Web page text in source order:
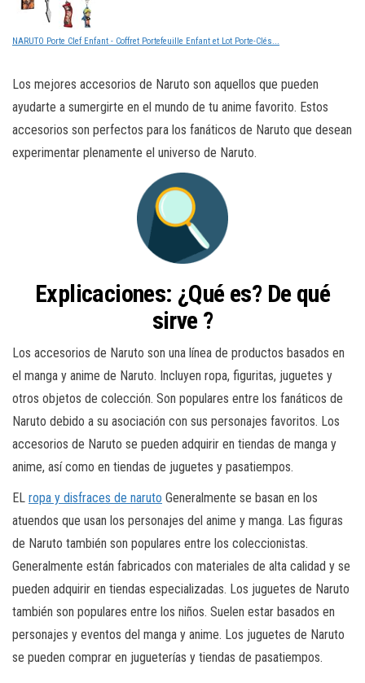
NARUTO Porte Clef Enfant - Coffret Portefeuille Enfant et Lot Porte-Clés...
Los mejores accesorios de Naruto son aquellos que pueden
ayudarte a sumergirte en el mundo de tu anime favorito. Estos
accesorios son perfectos para los fanáticos de Naruto que desean
experimentar plenamente el universo de Naruto.
Explicaciones: ¿Qué es? De qué
sirve ?
Los accesorios de Naruto son una línea de productos basados ​​en
el manga y anime de Naruto. Incluyen ropa, figuritas, juguetes y
otros objetos de colección. Son populares entre los fanáticos de
Naruto debido a su asociación con sus personajes favoritos. Los
accesorios de Naruto se pueden adquirir en tiendas de manga y
anime, así como en tiendas de juguetes y pasatiempos.
EL ropa y disfraces de naruto Generalmente se basan en los
atuendos que usan los personajes del anime y manga. Las figuras
de Naruto también son populares entre los coleccionistas.
Generalmente están fabricados con materiales de alta calidad y se
pueden adquirir en tiendas especializadas. Los juguetes de Naruto
también son populares entre los niños. Suelen estar basados ​​en
personajes y eventos del manga y anime. Los juguetes de Naruto
se pueden comprar en jugueterías y tiendas de pasatiempos.